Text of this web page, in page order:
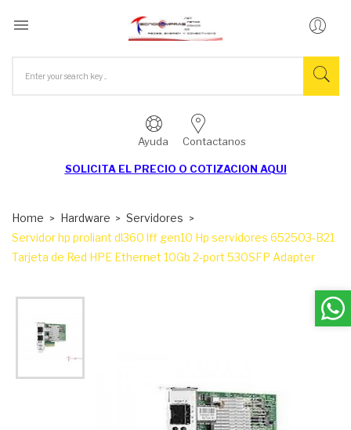

Ayuda Contactanos
SOLICITA EL PRECIO O COTIZACION AQUI
Home Hardware
Servidores
Servidor hp proliant dl360 lff gen10 Hp servidores 652503-B21
Tarjeta de Red HPE Ethernet 10Gb 2-port 530SFP Adapter